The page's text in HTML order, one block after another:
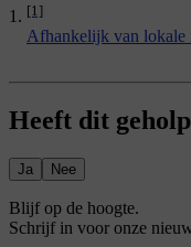
[1]
Afhankelijk van lokale
Heeft dit
Ja Nee